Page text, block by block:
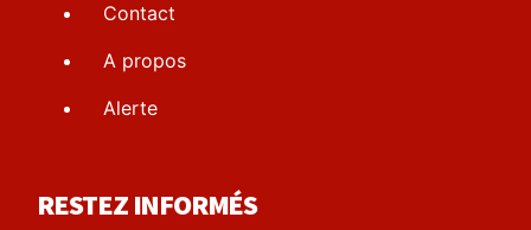
Contact
A propos
Alerte
RESTEZ INFORMÉS